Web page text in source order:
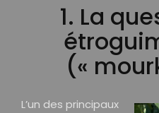
1. La
(«
L’un des principaux